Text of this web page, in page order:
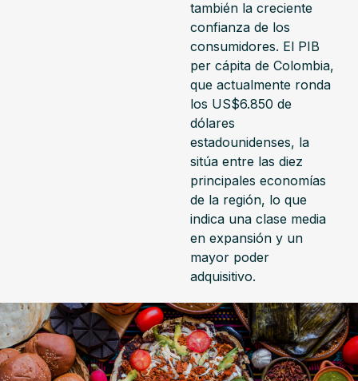
también la creciente
confianza de los
consumidores. El PIB
per cápita de Colombia,
que actualmente ronda
los US$6.850 de
dólares
estadounidenses, la
sitúa entre las diez
principales economías
de la región, lo que
indica una clase media
en expansión y un
mayor poder
adquisitivo.